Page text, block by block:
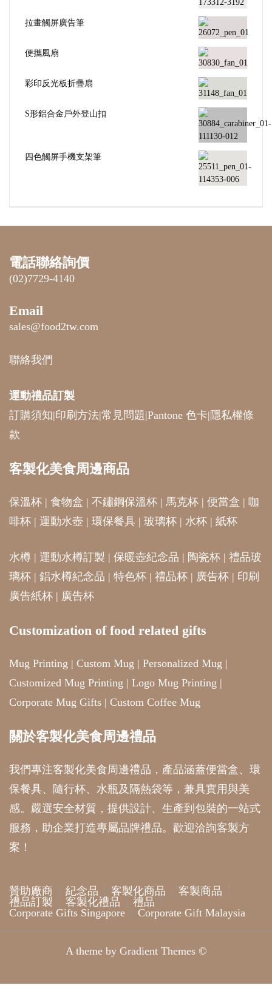
拉畫觸屏廣告筆
便攜風扇
彩印反光板折疊扇
S形鋁合金戶外登山扣
四色觸屏手機支架筆
電話聯絡詢價
(02)7729-4140
Email
sales@food2tw.com
聯絡我們
運動禮品訂製
訂購須知|印刷方法|常見問題|Pantone 色卡| 隱私權條
款
客製化美食周邊商品
保溫杯 | 食物盒 | 不鏽鋼保溫杯 | 馬克杯 | 便當盒 | 咖
啡杯 | 運動水壺 | 環保餐具 | 玻璃杯 | 水杯 | 紙杯
水樽 | 運動水樽訂製 | 保暖壺紀念品 | 陶瓷杯 | 禮品玻
璃杯 | 鋁水樽紀念品 | 特色杯 | 禮品杯 | 廣告杯 | 印刷
廣告紙杯 | 廣告杯
Customization of food related gifts
Mug Printing | Custom Mug | Personalized Mug |
Customized Mug Printing | Logo Mug Printing |
Corporate Mug Gifts | Custom Coffee Mug
關於客製化美食周邊禮品
我們專注客製化美食周邊禮品，產品涵蓋便當盒、環
保餐具、隨行杯、水瓶及隔熱袋等，兼具實用與美
感。嚴選安全材質，提供設計、生產到包裝的一站式
服務，助企業打造專屬品牌禮品。歡迎洽詢客製方
案！
贊助廠商 紀念品 客製化商品
客製商品
禮品訂製
客製化禮品
禮品
Corporate Gifts Singapore
Corporate Gift Malaysia
A theme by Gradient Themes ©